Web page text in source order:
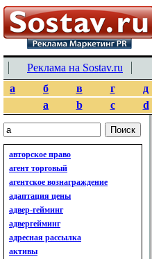
Реклама на Sostav.ru
а
б в г д
a
b c d
авторское право
агент торговый
агентское вознаграждение
адаптация цены
адвер-гейминг
адвергейминг
адресная рассылка
активы